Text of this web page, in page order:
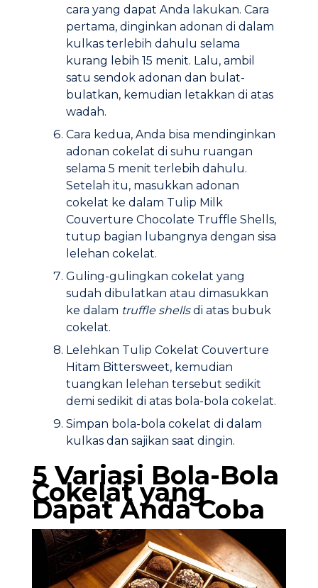
cara yang dapat Anda lakukan. Cara
pertama, dinginkan adonan di dalam
kulkas terlebih dahulu selama
kurang lebih 15 menit. Lalu, ambil
satu sendok adonan dan bulat-
bulatkan, kemudian letakkan di atas
wadah.
Cara kedua, Anda bisa mendinginkan
adonan cokelat di suhu ruangan
selama 5 menit terlebih dahulu.
Setelah itu, masukkan adonan
cokelat ke dalam Tulip Milk
Couverture Chocolate Truffle Shells,
tutup bagian lubangnya dengan sisa
lelehan cokelat.
Guling-gulingkan cokelat yang
sudah dibulatkan atau dimasukkan
ke dalam truffle shellsdi atas bubuk
cokelat.
Lelehkan Tulip Cokelat Couverture
Hitam Bittersweet, kemudian
tuangkan lelehan tersebut sedikit
demi sedikit di atas bola-bola cokelat.
Simpan bola-bola cokelat di dalam
kulkas dan sajikan saat dingin.
5 Variasi Bola-Bola
Cokelat yang
Dapat Anda Coba